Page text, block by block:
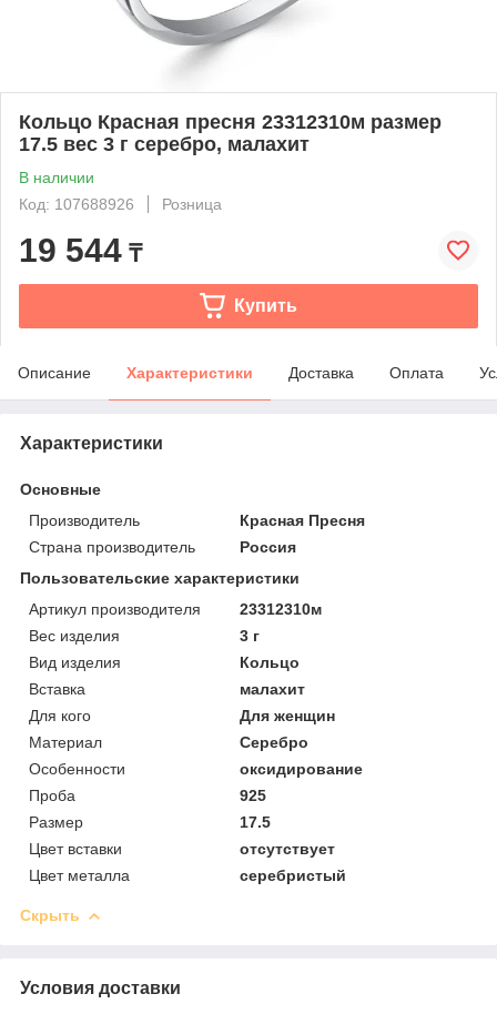
Кольцо Красная пресня 23312310м размер
17.5 вес 3 г серебро, малахит
В наличии
Код: 107688926
Розница
19 544 ₸
Купить
Описание Характеристики Доставка Оплата
Характеристики
Основные
Производитель
Красная Пресня
Страна производитель
Россия
Пользовательские характеристики
Артикул производителя
23312310м
Вес изделия
3 г
Вид изделия
Кольцо
Вставка
малахит
Для кого
Для женщин
Материал
Серебро
Особенности
оксидирование
Проба
925
Размер
17.5
Цвет вставки
отсутствует
Цвет металла
серебристый
Скрыть
Условия доставки